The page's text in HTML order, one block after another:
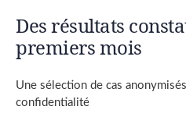
Des résultats
premiers mois
Une sélection de cas
confidentialité